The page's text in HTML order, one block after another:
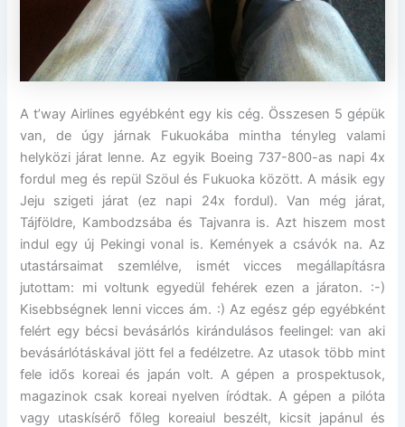
A t’way Airlines egyébként egy kis cég. Összesen 5 gépük
van, de úgy járnak Fukuokába mintha tényleg valami
helyközi járat lenne. Az egyik Boeing 737-800-as napi 4x
fordul meg és repül Szöul és Fukuoka között. A másik egy
Jeju szigeti járat (ez napi 24x fordul). Van még járat,
Tájföldre, Kambodzsába és Tajvanra is. Azt hiszem most
indul egy új Pekingi vonal is. Kemények a csávók na. Az
utastársaimat szemlélve, ismét vicces megállapításra
jutottam: mi voltunk egyedül fehérek ezen a járaton. :-)
Kisebbségnek lenni vicces ám. :) Az egész gép egyébként
felért egy bécsi bevásárlós kirándulásos feelingel: van aki
bevásárlótáskával jött fel a fedélzetre. Az utasok több mint
fele idős koreai és japán volt. A gépen a prospektusok,
magazinok csak koreai nyelven íródtak. A gépen a pilóta
vagy utaskísérő főleg koreaiul beszélt, kicsit japánul és